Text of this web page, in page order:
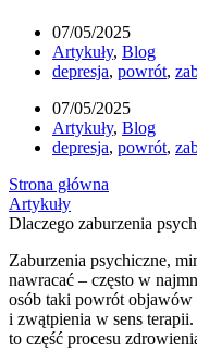
07/05/2025
Artykuły, Blog
depresja, powrót,
07/05/2025
Artykuły, Blog
depresja, powrót,
Strona główna
Artykuły
Dlaczego zaburzenia
Zaburzenia psychiczne,
nawracać – często w
osób taki powrót objawów
i zwątpienia w sens
to część procesu